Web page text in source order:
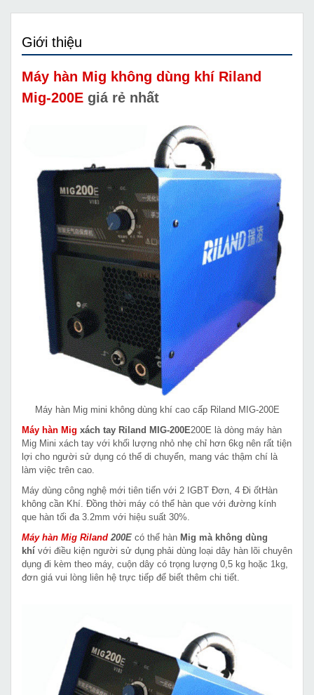
Giới thiệu
Máy hàn Mig không dùng khí Riland
Mig-200E giá rẻ nhất
Máy hàn Mig mini không dùng khí cao cấp Riland MIG-200E
Máy hàn Mig xách tay Riland MIG-200E200E là dòng máy hàn
Mig Mini xách tay với khối lượng nhỏ nhẹ chỉ hơn 6kg nên rất tiện
lợi cho người sử dụng có thể di chuyển, mang vác thậm chí là
làm việc trên cao.
Máy dùng công nghệ mới tiên tiến với 2 IGBT Đơn, 4 Đi ốtHàn
không cần Khí. Đồng thời máy có thể hàn que với đường kính
que hàn tối đa 3.2mm với hiệu suất 30%.
Máy hàn Mig Riland 200E có thể hàn Mig mà không dùng
khí với điều kiện người sử dụng phải dùng loại dây hàn lõi chuyên
dụng đi kèm theo máy, cuộn dây có trọng lượng 0,5 kg hoặc 1kg,
đơn giá vui lòng liên hệ trực tiếp để biết thêm chi tiết.